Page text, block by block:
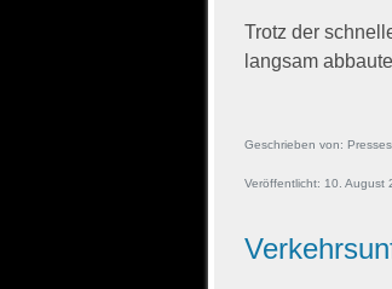
Trotz der
langsam
Geschrieben von:
Veröffentlicht: 10. August